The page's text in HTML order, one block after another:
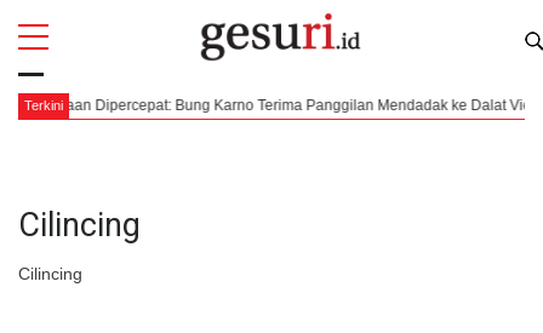
TerkiniDipercepat: Bung Karno Terima Panggilan Mendadak ke Dalat Vietnam
Cilincing
Cilincing
All